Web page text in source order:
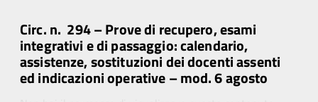
Circ. n. 294 – Prove di recupero, esami
integrativi e di passaggio: calendario,
assistenze, sostituzioni dei docenti assenti
ed indicazioni operative – mod. 6 agosto